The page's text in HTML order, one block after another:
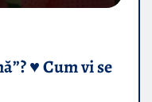
♥️ Cum vi se